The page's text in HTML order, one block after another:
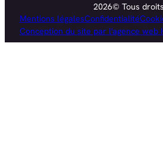
2026© Tous
Mentions légalesConfidentialité
Conception du site par l'agence web